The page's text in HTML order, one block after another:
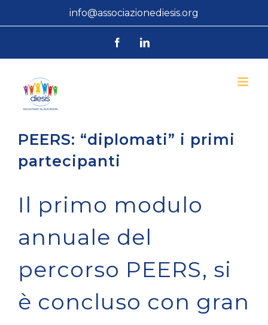
info@associazionediesis.org
FacebookLinkedIn
PEERS: “diplomati” i primi
partecipanti
Il primo modulo
annuale del
percorso PEERS, si
è concluso con gran